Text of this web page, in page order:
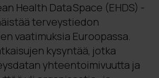
Health Data Space (EHDS) -
terveystiedon
vaatimuksia Euroopassa.
kysyntää, jotka
yhteentoimivuutta ja